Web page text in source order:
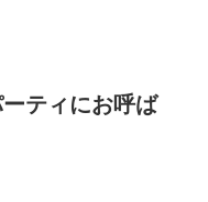
ティにお呼ば